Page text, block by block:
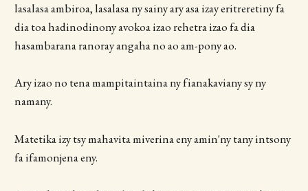
lasalasa ambiroa, lasalasa ny sainy ary asa izay eritreretiny fa
dia toa hadinodinony avokoa izao rehetra izao fa dia
hasambarana ranoray angaha no ao am-pony ao.
Ary izao no tena mampitaintaina ny fianakaviany sy ny
namany.
Matetika izy tsy mahavita miverina eny amin'ny tany intsony
fa ifamonjena eny.